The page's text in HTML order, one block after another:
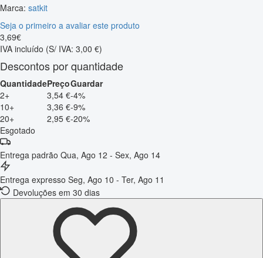
Marca: satkit
Seja o primeiro a avaliar este produto
3,69€
IVA incluído (S/ IVA: 3,00 €)
Descontos por quantidade
QuantidadePreçoGuardar
2+
3,54 €-4%
10+
3,36 €-9%
20+
2,95 €-20%
Esgotado
Entrega padrão Qua, Ago 12 - Sex, Ago 14
Entrega expresso Seg, Ago 10 - Ter, Ago 11
Devoluções em 30 dias